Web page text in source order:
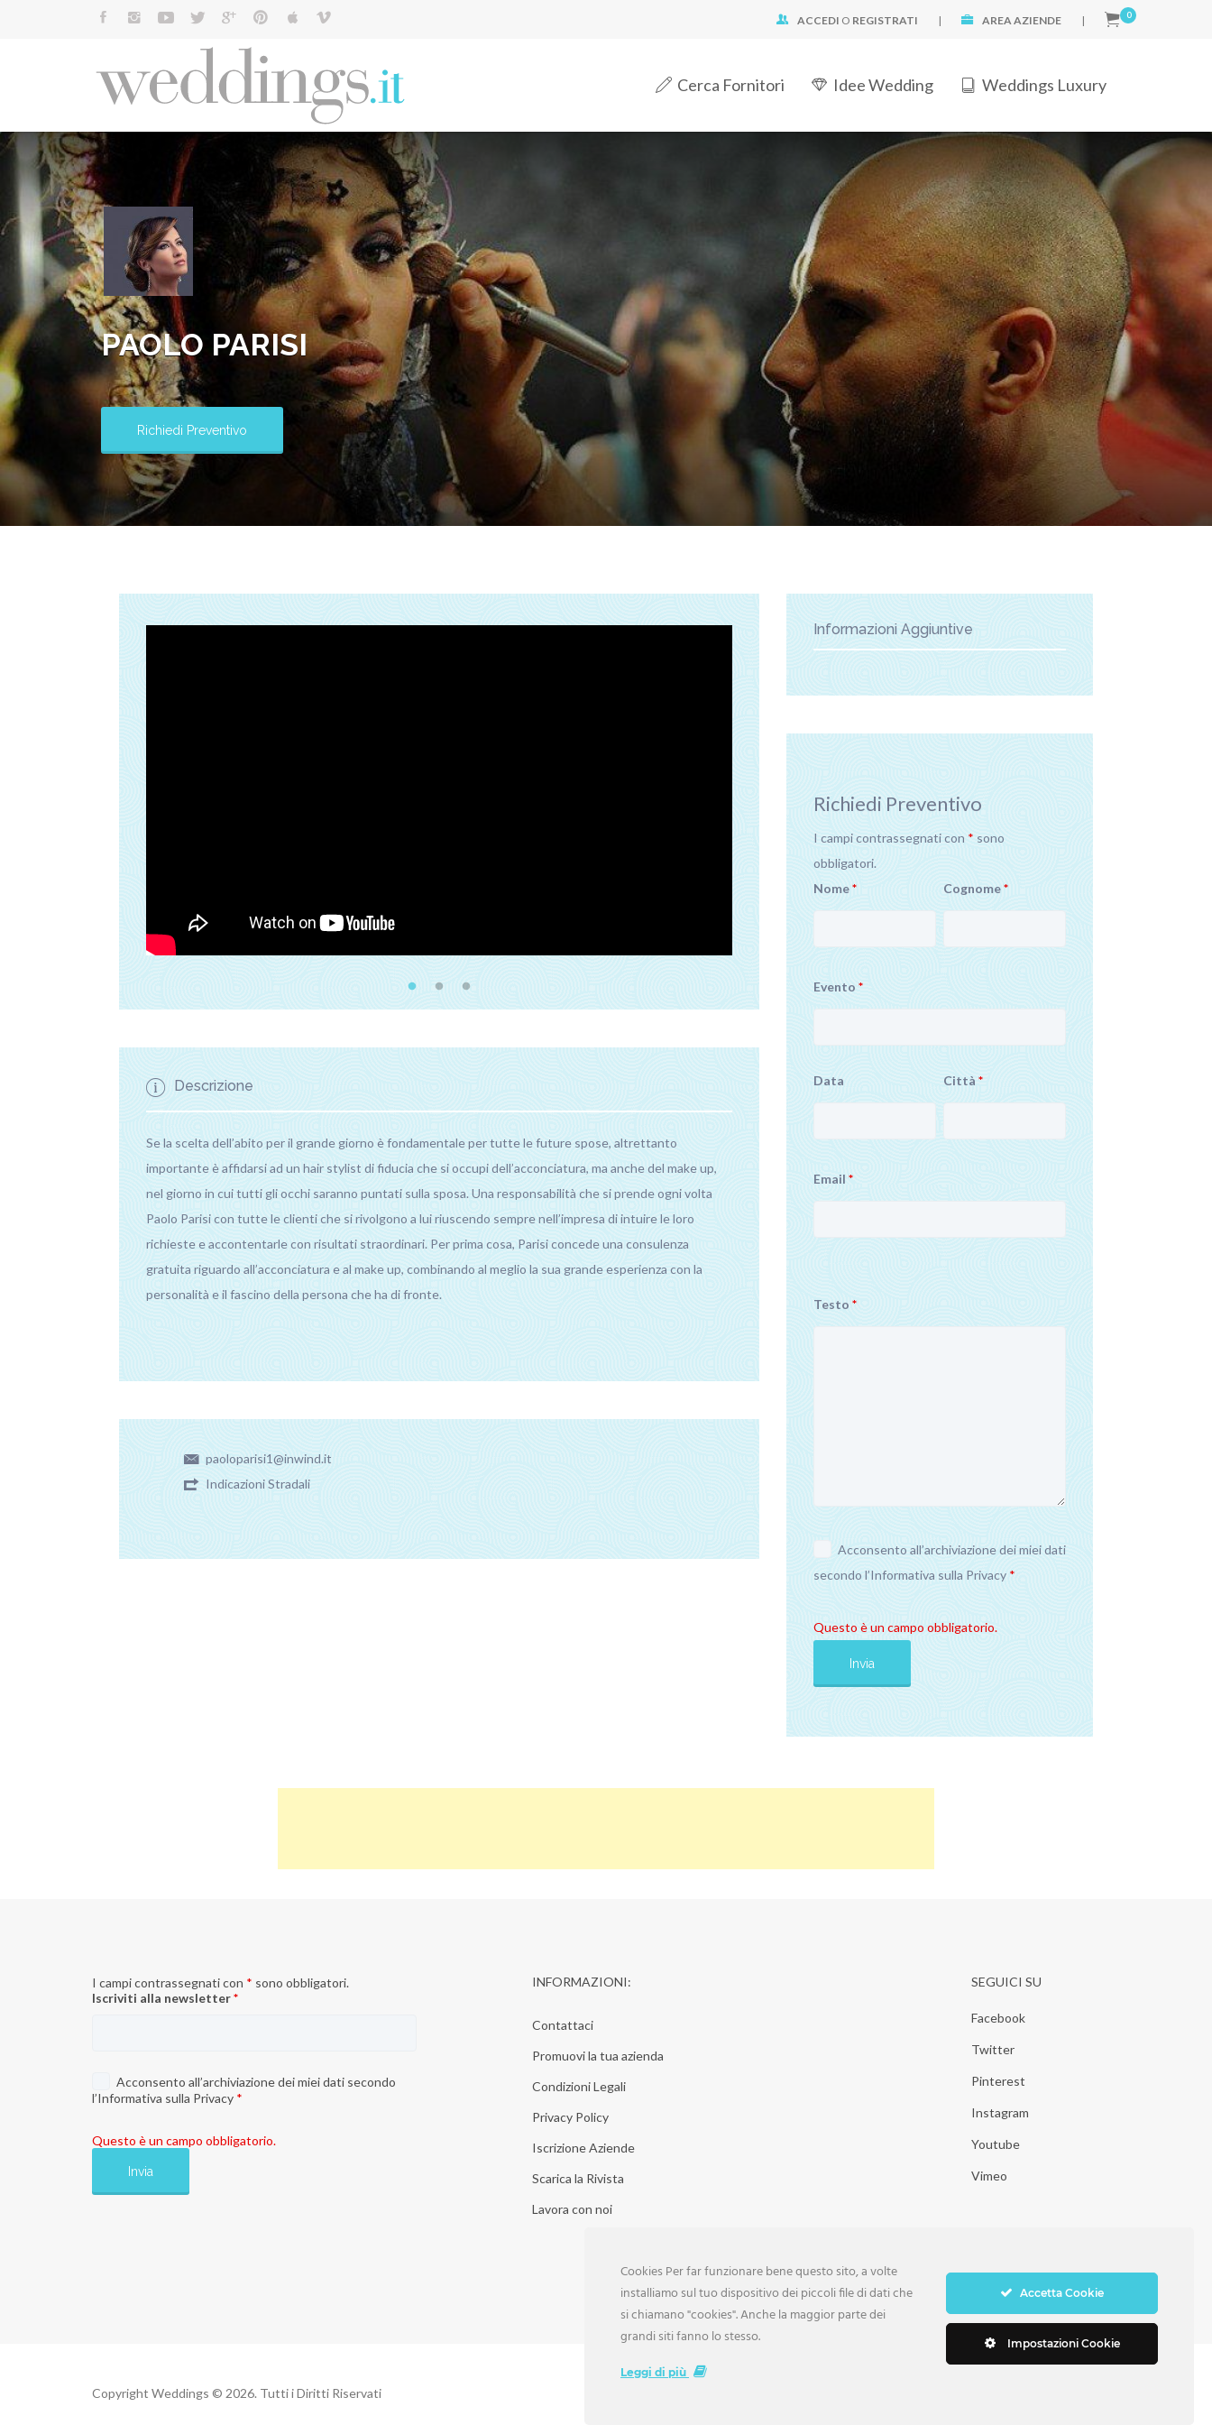
ACCEDI O REGISTRATI | AREA AZIENDE | 0
Cerca Fornitori Idee Wedding Weddings Luxury
Cerca:
PAOLO PARISI
Richiedi Preventivo
Descrizione
Se la scelta dell’abito per il grande giorno è fondamentale per tutte le future spose, altrettanto
importante è affidarsi ad un hair stylist di fiducia che si occupi dell’acconciatura, ma anche del make up,
nel giorno in cui tutti gli occhi saranno puntati sulla sposa. Una responsabilità che si prende ogni volta
Paolo Parisi con tutte le clienti che si rivolgono a lui riuscendo sempre nell’impresa di intuire le loro
richieste e accontentarle con risultati straordinari. Per prima cosa, Parisi concede una consulenza
gratuita riguardo all’acconciatura e al make up, combinando al meglio la sua grande esperienza con la
personalità e il fascino della persona che ha di fronte.
paoloparisi1@inwind.it
Indicazioni Stradali
Informazioni Aggiuntive
Richiedi Preventivo
I campi contrassegnati con * sono
obbligatori.
Nome* Cognome*
Evento *
Data Città *
Email *
Testo *
Acconsento all’archiviazione dei miei dati
secondo l’Informativa sulla Privacy *
Questo è un campo obbligatorio.
I campi contrassegnati con * sono obbligatori.
Iscriviti alla newsletter*
Acconsento all’archiviazione dei miei dati secondo
l’Informativa sulla Privacy *
Questo è un campo obbligatorio.
INFORMAZIONI:
Contattaci
Promuovi la tua azienda
Condizioni Legali
Privacy Policy
Iscrizione Aziende
Scarica la Rivista
Lavora con noi
SEGUICI SU
Facebook
Twitter
Pinterest
Instagram
Youtube
Vimeo
Copyright Weddings © 2026. Tutti i Diritti Riservati
Cookies Per far funzionare bene questo sito, a volte
installiamo sul tuo dispositivo dei piccoli file di dati che
si chiamano "cookies". Anche la maggior parte dei
grandi siti fanno lo stesso.
Leggi di più
Accetta Cookie
Impostazioni Cookie